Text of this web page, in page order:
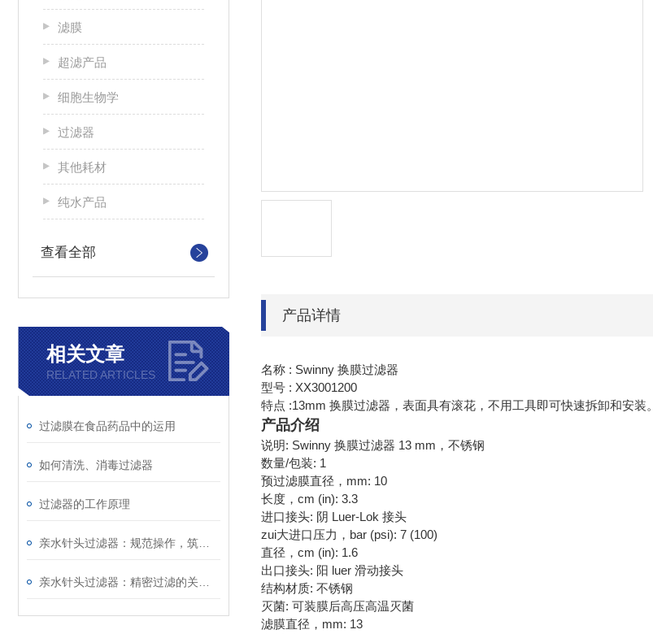
滤膜
超滤产品
细胞生物学
过滤器
其他耗材
纯水产品
查看全部
相关文章
RELATED ARTICLES
过滤膜在食品药品中的运用
如何清洗、消毒过滤器
过滤器的工作原理
产品详情
名称 : Swinny 换膜过滤器
型号 : XX3001200
特点 :13mm 换膜过滤器，表面具有滚花，不用工具即可快速拆卸和安装。
产品介绍
说明: Swinny 换膜过滤器 13 mm，不锈钢
数量/包装: 1
预过滤膜直径，mm: 10
长度，cm (in): 3.3
进口接头: 阴 Luer-Lok 接头
zui大进口压力，bar (psi): 7 (100)
直径，cm (in): 1.6
出口接头: 阳 luer 滑动接头
结构材质: 不锈钢
灭菌: 可装膜后高压高温灭菌
滤膜直径，mm: 13